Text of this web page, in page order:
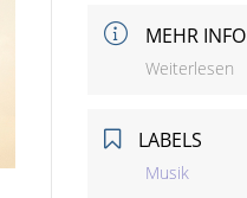
MEHR INFO
Weiterlesen
LABELS
Musik